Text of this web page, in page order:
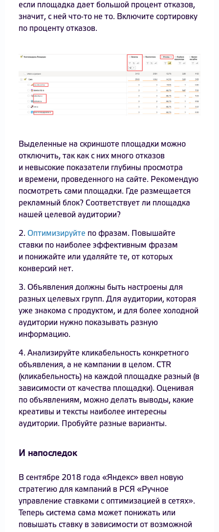
если площадка дает большой процент отказов,
значит, с ней что-то не то. Включите сортировку
по проценту отказов.
Выделенные на скриншоте площадки можно
отключить, так как с них много отказов
и невысокие показатели глубины просмотра
и времени, проведенного на сайте. Рекомендую
посмотреть сами площадки. Где размещается
рекламный блок? Соответствует ли площадка
нашей целевой аудитории?
2. Оптимизируйте по фразам. Повышайте
ставки по наиболее эффективным фразам
и понижайте или удаляйте те, от которых
конверсий нет.
3. Объявления должны быть настроены для
разных целевых групп. Для аудитории, которая
уже знакома с продуктом, и для более холодной
аудитории нужно показывать разную
информацию.
4. Анализируйте кликабельность конкретного
объявления, а не кампании в целом. CTR
(кликабельность) на каждой площадке разный (в
зависимости от качества площадки). Оценивая
по объявлениям, можно делать выводы, какие
креативы и тексты наиболее интересны
аудитории. Пробуйте разные варианты.
И напоследок
В сентябре 2018 года «Яндекс» ввел новую
стратегию для кампаний в РСЯ «Ручное
управление ставками с оптимизацией в сетях».
Теперь система сама может понижать или
повышать ставку в зависимости от возможной